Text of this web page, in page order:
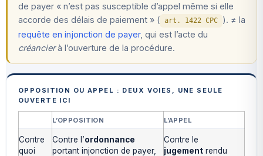
de payer « n’est pas susceptible d’appel même si elle
accorde des délais de paiement » ( art. 1422 CPC
). ≠ la
requête en injonction de payer, qui est l’acte du
créancierà l’ouverture de la procédure.
OPPOSITION OU APPEL : DEUX VOIES, UNE SEULE
OUVERTE ICI
L’OPPOSITION L’APPEL
Contre
quoi
Contre l’ordonnance
portant injonction de payer,
Contre le
jugement rendu